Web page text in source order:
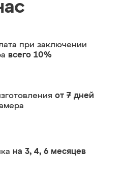
при заключении
всего 10%
от 7 дней
на 3, 4, 6 месяцев